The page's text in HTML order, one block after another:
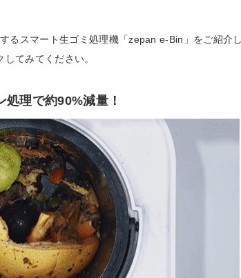
るスマート生ゴミ処理機「zepan e-Bin」をご紹介し
てみてください。
理で約90%減量！